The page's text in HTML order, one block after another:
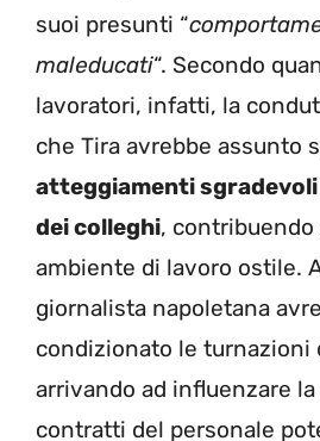
suoi presunti “
maleducati“. Secondo
lavoratori, infatti, la
che Tira avrebbe assunto
atteggiamenti
dei colleghi, contribuendo
ambiente di lavoro ostile.
giornalista napoletana
condizionato le turnazioni
arrivando ad influenzare
contratti del personale